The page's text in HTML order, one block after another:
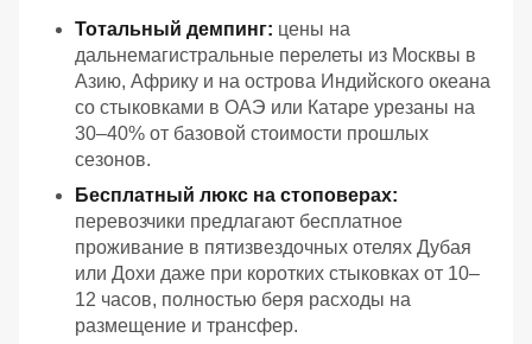
Тотальный демпинг: цены на
дальнемагистральные перелеты из Москвы в
Азию, Африку и на острова Индийского океана
со стыковками в ОАЭ или Катаре урезаны на
30–40% от базовой стоимости прошлых
сезонов.
Бесплатный люкс на стоповерах:
перевозчики предлагают бесплатное
проживание в пятизвездочных отелях Дубая
или Дохи даже при коротких стыковках от 10–
12 часов, полностью беря расходы на
размещение и трансфер.